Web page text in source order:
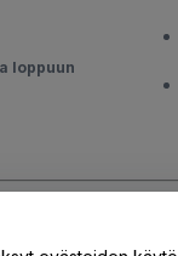
loppuun